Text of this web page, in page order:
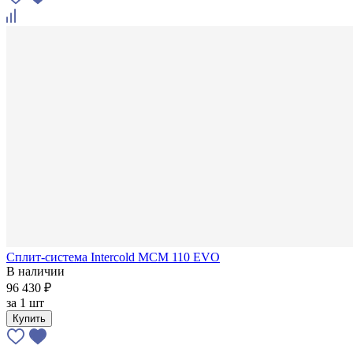
Сплит-система Intercold MCM 110 EVO
В наличии
96 430 ₽
за 1 шт
Купить